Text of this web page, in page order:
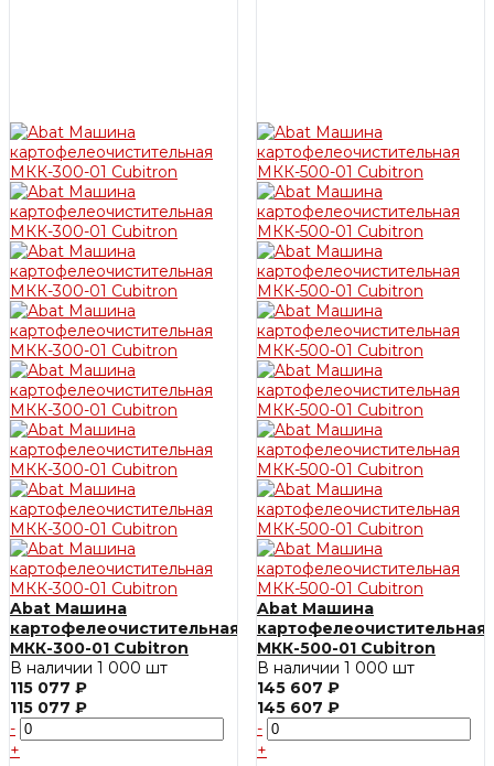
Abat Машина
картофелеочистительная
МКК-300-01 Cubitron
В наличии 1 000 шт
115 077 ₽
115 077 ₽
-
+
Abat Машина
картофелеочистительная
МКК-500-01 Cubitron
В наличии 1 000 шт
145 607 ₽
145 607 ₽
-
+